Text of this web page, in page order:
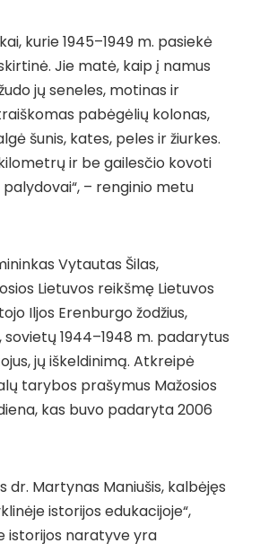
kurie 1945–1949 m. pasiekė
Jie matė, kaip į namus
jų seneles, motinas ir
pabėgėlių kolonas,
šunis, kates, peles ir žiurkes.
ir be gailesčio kovoti
– renginio metu
Vytautas Šilas,
Lietuvos reikšmę Lietuvos
Iljos Erenburgo žodžius,
1944–1948 m. padarytus
jų iškeldinimą. Atkreipė
tarybos prašymus Mažosios
kas buvo padaryta 2006
dr. Martynas Maniušis, kalbėjęs
istorijos edukacijoje“,
istorijos naratyve yra